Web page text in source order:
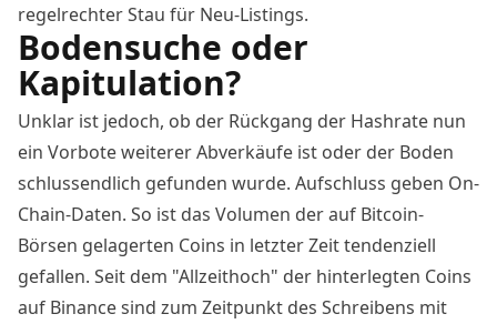
regelrechter Stau für Neu-Listings.
Bodensuche oder
Kapitulation?
Unklar ist jedoch, ob der Rückgang der Hashrate nun
ein Vorbote weiterer Abverkäufe ist oder der Boden
schlussendlich gefunden wurde. Aufschluss geben On-
Chain-Daten. So ist das Volumen der auf Bitcoin-
Börsen gelagerten Coins in letzter Zeit tendenziell
gefallen. Seit dem "Allzeithoch" der hinterlegten Coins
auf Binancesind zum Zeitpunkt des Schreibens mit